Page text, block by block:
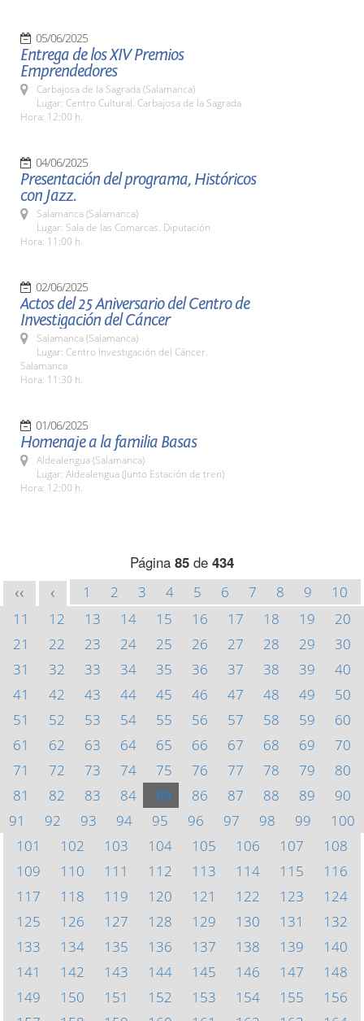
05/06/2025
Entrega de los XIV Premios
Emprendedores
Carbajosa de la Sagrada (Salamanca)
Lugar: Centro Cultural. Carbajosa de la Sagrada
Hora: 12:00 h.
04/06/2025
Presentación del programa, Históricos
con Jazz.
Salamanca (Salamanca)
Lugar: Sala de las Comarcas. Diputación
Hora: 11:00 h.
02/06/2025
Actos del 25 Aniversario del Centro de
Investigación del Cáncer
Salamanca (Salamanca)
Lugar: Centro Investigación del Cáncer.
Salamanca
Hora: 11:30 h.
01/06/2025
Homenaje a la familia Basas
Aldealengua (Salamanca)
Lugar: Aldealengua (Junto Estación de tren)
Hora: 12:00 h.
Página 85 de 434
<< < 1 2 3 4 5 6 7 8 9
10
11
12 13 14 15 16 17 18 19
20
21
22 23 24 25 26 27 28 29
30
31
32 33 34 35 36 37 38 39
40
41
42 43 44 45 46 47 48 49
50
51
52 53 54 55 56 57 58 59
60
61
62 63 64 65 66 67 68 69
70
71
72 73 74 75 76 77 78 79
80
81
82 83 84 85 86 87 88 89
90
91
92 93 94 95 96 97 98 99
100
101
102 103 104 105 106 107
108
109
110 111 112 113 114 115
116
117
118 119 120 121 122 123
124
125
126 127 128 129 130 131
132
133
134 135 136 137 138 139
140
141
142 143 144 145 146 147
148
149
150 151 152 153 154 155
156